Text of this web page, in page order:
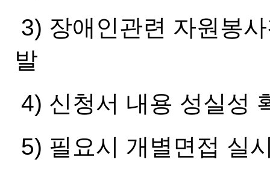
3) 장애인관련 자원봉
발
4) 신청서 내용 성실성
5) 필요시 개별면접 실